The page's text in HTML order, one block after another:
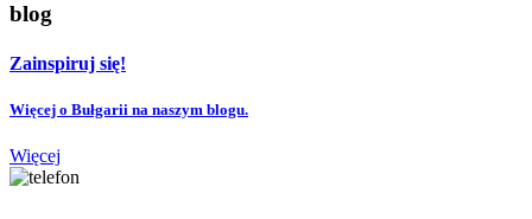
blog
Zainspiruj się!
Więcej o Bułgarii na naszym blogu.
Więcej